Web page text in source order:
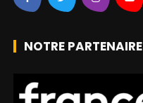
NOTRE PARTENAIRE